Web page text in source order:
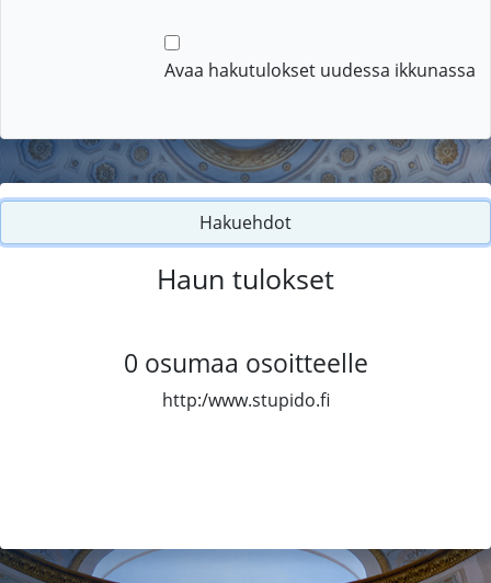
Avaa hakutulokset uudessa ikkunassa
Hakuehdot
Haun tulokset
0 osumaa osoitteelle
http:/www.stupido.fi